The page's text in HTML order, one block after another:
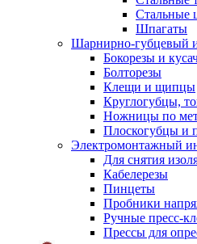
Стальные
Шпагаты
Шарнирно-губцевый
Бокорезы и
Болторезы
Клещи и щипцы
Круглогубцы,
Ножницы по
Плоскогубцы и
Электромонтажный
Для снятия
Кабелерезы
Пинцеты
Пробники
Ручные пресс-
Прессы для